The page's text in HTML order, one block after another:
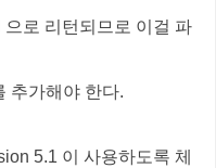
으로 리턴되므로 이걸 파
추가해야 한다.
5.1 이 사용하도록 체